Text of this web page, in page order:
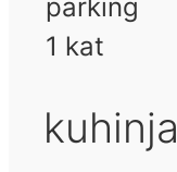
parking
1 kat
kuhinja